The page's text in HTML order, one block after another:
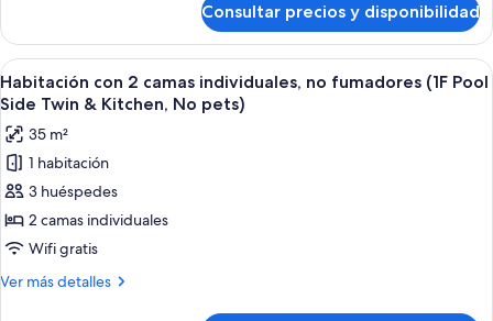
&
Kitchen,
No
pets)
básica,
no
fumadores
(2F
&
Kitchen,
No
pets)
Consultar precios y disponibilidad
Abrir
todas
las
fotos
de
Habitación
con
2
camas
Una sala de estar con un sofá
10
Habitación con 2 camas individuales, no fumadores (1F Pool
Side Twin & Kitchen, No pets)
35 m²
1 habitación
3 huéspedes
2 camas individuales
Wifi gratis
Ver más detalles
Más